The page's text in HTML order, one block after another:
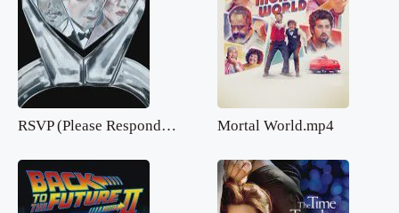
RSVP (Please Respond).mp4 Mortal World.mp4